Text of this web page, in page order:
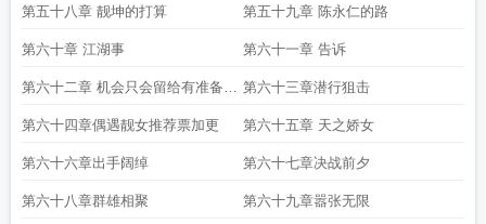
第五十八章 靓坤的打算 第五十九章 陈永仁的路
第六十章 江湖事 第六十一章 告诉
第六十二章 机会只会留给有准备的
人
第六十三章潜行狙击
第六十四章偶遇靓女推荐票加更 第六十五章 天之娇女
第六十六章出手阔绰 第六十七章决战前夕
第六十八章群雄相聚 第六十九章嚣张无限